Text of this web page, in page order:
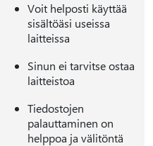
Voit helposti käyttää
sisältöäsi useissa
laitteissa
Sinun ei tarvitse ostaa
laitteistoa
Tiedostojen
palauttaminen on
helppoa ja välitöntä